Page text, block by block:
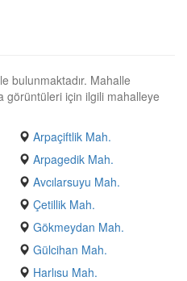
bulunmaktadır. Mahalle
görüntüleri için ilgili mahalleye
Arpaçiftlik Mah.
Arpagedik Mah.
Avcılarsuyu Mah.
Çetillik Mah.
Gökmeydan Mah.
Gülcihan Mah.
Harlısu Mah.